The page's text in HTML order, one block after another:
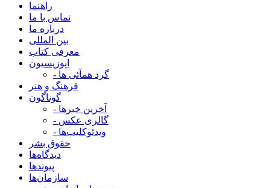
راهنما
تماس با ما
درباره ما
بین المللی
معرفی کتاب
اپوزیسیون
- گرد همآئی ها
فرهنگ و هنر
گوناگون
- آخرین خبرها
- گالری عکس
- ویدئوکلیپ‌ها
حقوق بشر
دیدگاه‌ها
پیوندها
سازمان‌ها